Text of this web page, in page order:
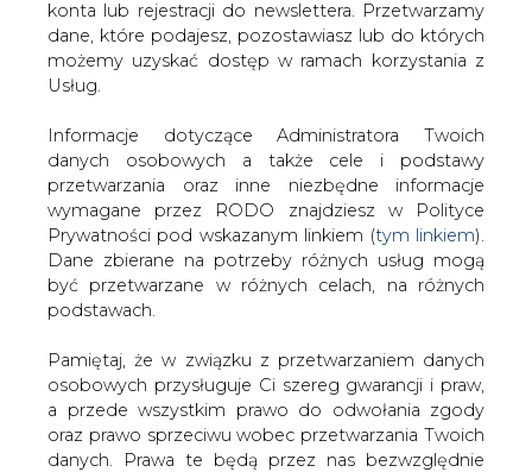
konta lub rejestracji do newslettera. Przetwarzamy
dane, które podajesz, pozostawiasz lub do których
możemy uzyskać dostęp w ramach korzystania z
Usług.
Informacje dotyczące Administratora Twoich
danych osobowych a także cele i podstawy
przetwarzania oraz inne niezbędne informacje
wymagane przez RODO znajdziesz w Polityce
Prywatności pod wskazanym linkiem (tym linkiem).
Dane zbierane na potrzeby różnych usług mogą
być przetwarzane w różnych celach, na różnych
podstawach.
Pamiętaj, że w związku z przetwarzaniem danych
osobowych przysługuje Ci szereg gwarancji i praw,
a przede wszystkim prawo do odwołania zgody
oraz prawo sprzeciwu wobec przetwarzania Twoich
danych. Prawa te będą przez nas bezwzględnie
Strona główna SERWIS PGE
PGE GiEK: Modernizacja
bloków 1 - 3 w Elektrowni Turów na końcowym etapie
realizacji
drukuj
skomentuj
udostępnij
PGE GiEK: Modernizacja bloków 1 - 3